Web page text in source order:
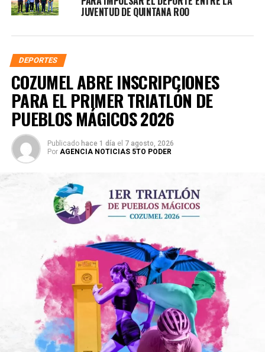
JUVENTUD DE QUINTANA ROO
DEPORTES
COZUMEL ABRE INSCRIPCIONES
PARA EL PRIMER TRIATLÓN DE
PUEBLOS MÁGICOS 2026
Publicado hace 1 día el 7 agosto, 2026
Por AGENCIA NOTICIAS 5TO PODER